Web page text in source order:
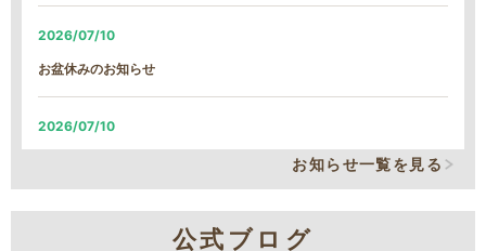
2026/07/10
お盆休みのお知らせ
2026/07/10
システム改修による、臨時の営業時間短縮についてお知らせ一覧を見る
公式ブログ